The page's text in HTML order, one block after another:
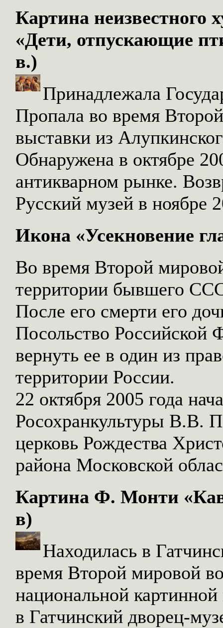
Картина неизвестного
«Дети, отпускающие
в.)
Принадлежала
Пропала во время
выставки из
Обнаружена в октябре
антикварном рынке.
Русский музей в ноябре
Икона «Усекновение
Во время Второй
территории бывшего
После его смерти его
Посольство Российской
вернуть ее в один из
территории России.
22 октября 2005 года
Росохранкультуры В.В.
церковь Рождества
района Московской
Картина Ф. Монти
в)
Находилась в
время Второй мировой
национальной
в Гатчинский дворец-